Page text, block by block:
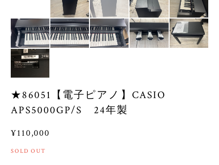
★86051【電子ピアノ】CASIO
APS5000GP/S 24年製
¥110,000
SOLD OUT